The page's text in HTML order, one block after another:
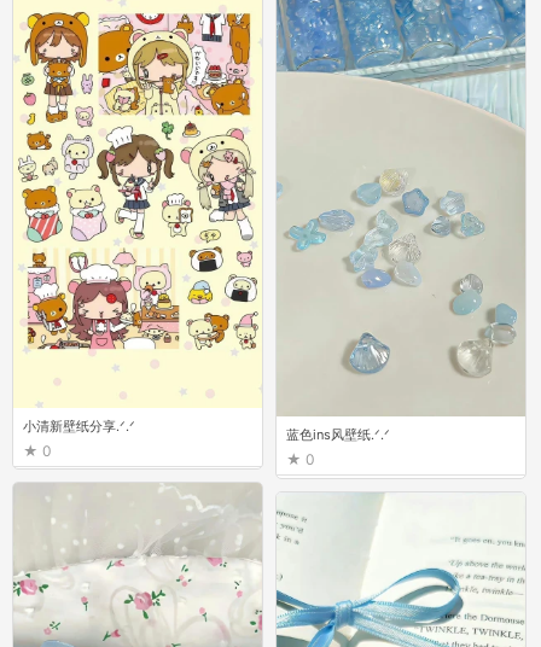
小清新壁纸分享.ᐟ.ᐟ
0
蓝色ins风壁纸.ᐟ.ᐟ
0